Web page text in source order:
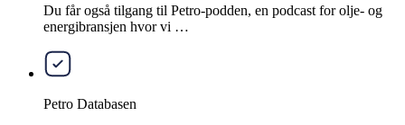
Du får også tilgang til Petro-podden, en podcast for olje- og
energibransjen hvor vi …
Petro Databasen